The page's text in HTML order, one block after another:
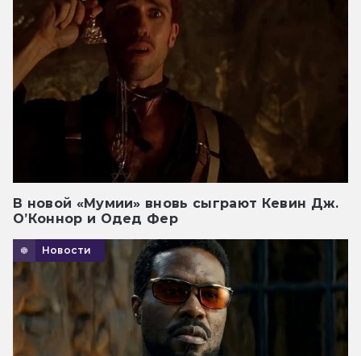
В новой «Мумии» вновь сыграют Кевин Дж.
О’Коннор и Одед Фер
Новости